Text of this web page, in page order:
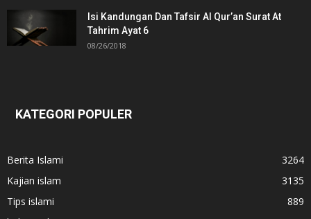
Isi Kandungan Dan Tafsir Al Qur’an Surat At
Tahrim Ayat 6
08/26/2018
KATEGORI POPULER
Berita Islami
3264
Kajian islam
3135
Tips islami
889